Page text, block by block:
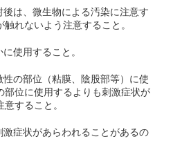
は、微生物による汚染に注意す
れないよう注意すること。
使用すること。
の部位（粘膜、陰股部等）に使
部位に使用するよりも刺激症状が
すること。
症状があらわれることがあるの